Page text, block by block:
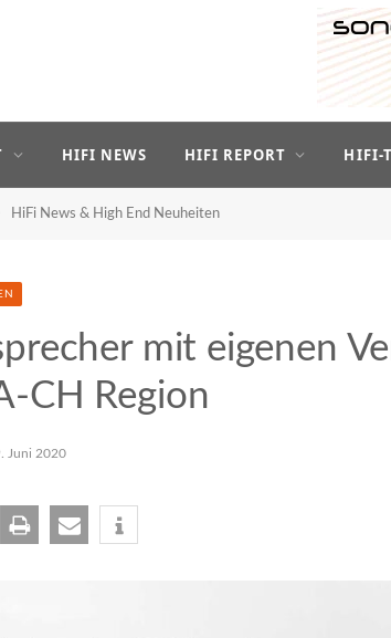
HIFI NEWS HIFI REPORT HIFI-
HiFi News & High End Neuheiten
mit eigenen
CH Region
Juni 2020